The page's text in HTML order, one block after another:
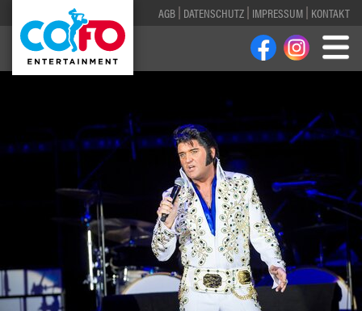
AGB DATENSCHUTZ IMPRESSUM KONTAKT